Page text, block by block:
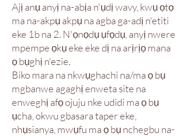
Ajị anụ anyị na-abịa n'ụdị wavy, kwụ ọtọ
ma na-akpụ akpụ na agba ga-adị n'etiti
eke 1b na 2. N'ọnọdụ ụfọdụ, anyị nwere
mpempe ọkụ eke eke dị na arịrịọ mana
ọ bụghị n'ezie.
Biko mara na nkwụghachi na/ma ọ bụ
mgbanwe agaghị enweta site na
enweghị afọ ojuju nke udidi ma ọ bụ
ụcha, okwu gbasara taper eke,
nhụsianya, mwụfu ma ọ bụ nchegbu na-